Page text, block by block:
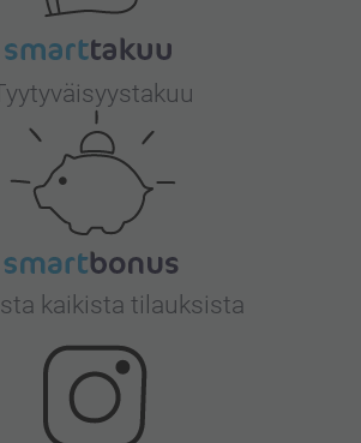
kaikista tilauksista